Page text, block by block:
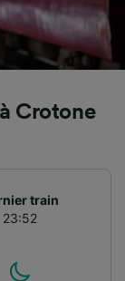
Crotone
train
23:52
de